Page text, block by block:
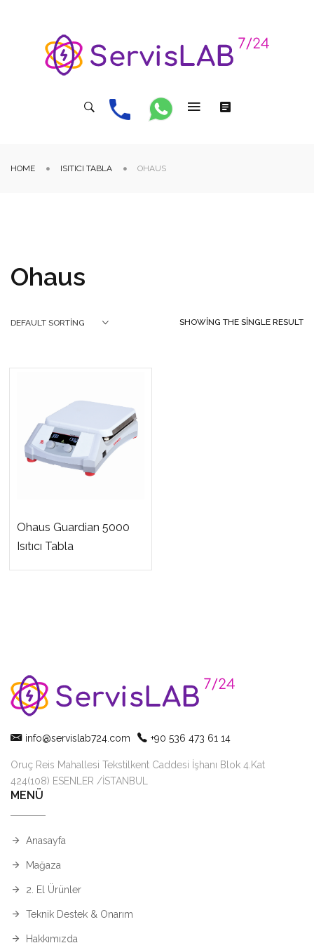
HOME ISITICI TABLA OHAUS
Ohaus
SHOWING THE SINGLE RESULT
DEFAULT SORTING
Ohaus Guardian 5000
Isıtıcı Tabla
info@servislab724.com +90 536 473 61 14
Oruç Reis Mahallesi Tekstilkent Caddesi İşhanı Blok 4.Kat
424(108) ESENLER /İSTANBUL
MENÜ
Anasayfa
Mağaza
2. El Ürünler
Teknik Destek & Onarım
Hakkımızda